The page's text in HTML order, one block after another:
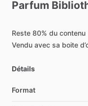
Parfum
Reste 80% du contenu
Vendu avec sa boite
Détails
Format